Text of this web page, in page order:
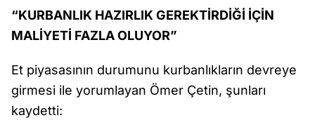
“KURBANLIK HAZIRLIK GEREKTİRDİĞİ İÇİN
MALİYETİ FAZLA OLUYOR”
Et piyasasının durumunu kurbanlıkların devreye
girmesi ile yorumlayan Ömer Çetin, şunları
kaydetti: